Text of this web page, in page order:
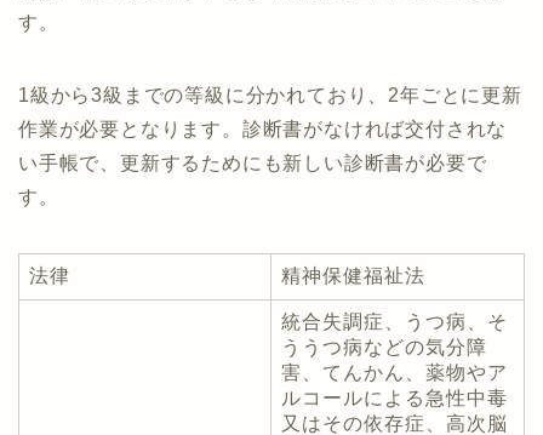
す。
1級から3級までの等級に分かれており、2年ごとに更新
作業が必要となります。診断書がなければ交付されな
い手帳で、更新するためにも新しい診断書が必要で
す。
法律 精神保健福祉法
統合失調症、うつ病、そ
ううつ病などの気分障
害、てんかん、薬物やア
ルコールによる急性中毒
又はその依存症、高次脳